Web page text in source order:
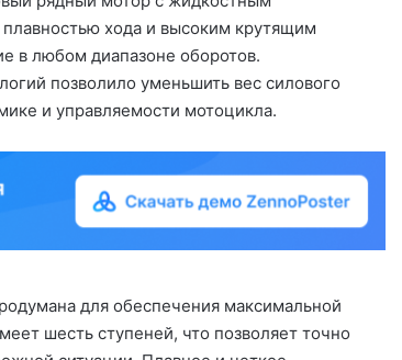
хода и высоким крутящим
в любом диапазоне оборотов.
позволило уменьшить вес силового
и управляемости мотоцикла.
для обеспечения максимальной
шесть ступеней, что позволяет точно